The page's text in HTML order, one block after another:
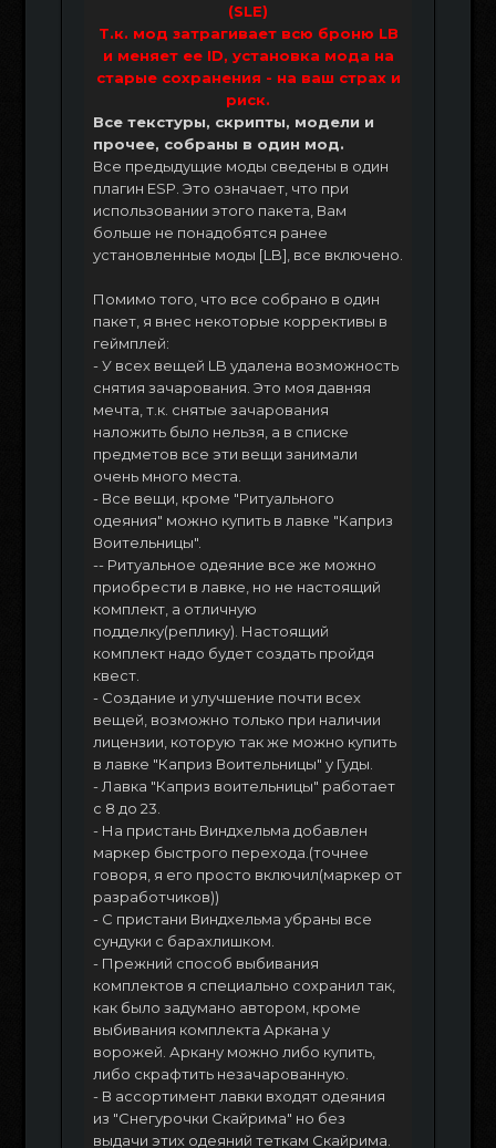
(SLE)
Т.к. мод затрагивает всю броню LB
и меняет ее ID, установка мода на
старые сохранения - на ваш страх и
риск.
Все текстуры, скрипты, модели и
прочее, собраны в один мод.
Все предыдущие моды сведены в один
плагин ESP. Это означает, что при
использовании этого пакета, Вам
больше не понадобятся ранее
установленные моды [LB], все включено.
Помимо того, что все собрано в один
пакет, я внес некоторые коррективы в
геймплей:
- У всех вещей LB удалена возможность
снятия зачарования. Это моя давняя
мечта, т.к. снятые зачарования
наложить было нельзя, а в списке
предметов все эти вещи занимали
очень много места.
- Все вещи, кроме "Ритуального
одеяния" можно купить в лавке "Каприз
Воительницы".
-- Ритуальное одеяние все же можно
приобрести в лавке, но не настоящий
комплект, а отличную
подделку(реплику). Настоящий
комплект надо будет создать пройдя
квест.
- Создание и улучшение почти всех
вещей, возможно только при наличии
лицензии, которую так же можно купить
в лавке "Каприз Воительницы" у Гуды.
- Лавка "Каприз воительницы" работает
с 8 до 23.
- На пристань Виндхельма добавлен
маркер быстрого перехода.(точнее
говоря, я его просто включил(маркер от
разработчиков))
- С пристани Виндхельма убраны все
сундуки с барахлишком.
- Прежний способ выбивания
комплектов я специально сохранил так,
как было задумано автором, кроме
выбивания комплекта Аркана у
ворожей. Аркану можно либо купить,
либо скрафтить незачарованную.
- В ассортимент лавки входят одеяния
из "Снегурочки Скайрима" но без
выдачи этих одеяний теткам Скайрима.